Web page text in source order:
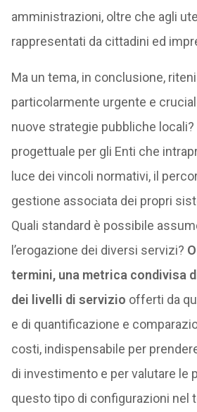
amministrazioni, oltre che agli
rappresentati da cittadini ed
Ma un tema, in conclusione,
particolarmente urgente e
nuove strategie pubbliche
progettuale per gli Enti che
luce dei vincoli normativi, il
gestione associata dei propri
Quali standard è possibile
l’erogazione dei diversi servizi?
termini, una metrica condivisa
dei livelli di servizio offerti da
e di quantificazione e
costi, indispensabile per
di investimento e per valutare le
questo tipo di configurazioni nel